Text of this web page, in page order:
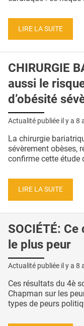
CONDITIONS GÉNÉRALES
CRÉDITS
LIRE LA SUITE
CHIRURGIE
aussi le
d’obésité
Actualité publiée il y a 8
La chirurgie
sévèrement obèses,
confirme cette étude
LIRE LA SUITE
SOCIÉTÉ:
le plus peur
Actualité publiée il y a 8
Ces résultats du 4è
Chapman sur les
types de peurs